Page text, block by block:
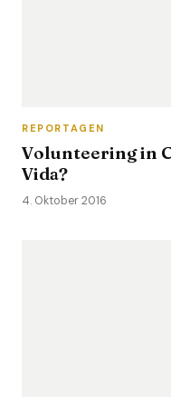
REPORTAGEN
Volunteering in
Vida?
4. Oktober 2016